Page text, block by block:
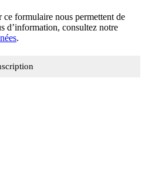
formulaire nous permettent de
d’information, consultez notre
.